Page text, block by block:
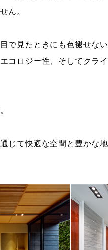
ん。
で見たときにも色褪せない
コロジー性、そしてクライ
じて快適な空間と豊かな地